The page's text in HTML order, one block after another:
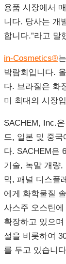
용품 시장에서
니다. 당사는 개
합니다.”라고 말
in-Cosmetics®
박람회입니다.
다. 브라질은 화
미 최대의 시장
SACHEM, Inc.
드, 일본 및 중국
다. SACHEM은
기술, 녹말 개량
믹, 패널 디스플
에게 화학물질
사스주 오스틴
확장하고 있으
설을 비롯하여
를 두고 있습니